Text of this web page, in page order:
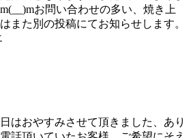
お問い合わせの多い、焼き上
また別の投稿にてお知らせします。
はおやすみさせて頂きました、あり